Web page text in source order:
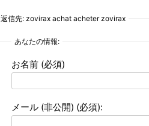
返信先: zovirax achat acheter zovirax
あなたの情報:
お名前 (必須)
メール (非公開) (必須):